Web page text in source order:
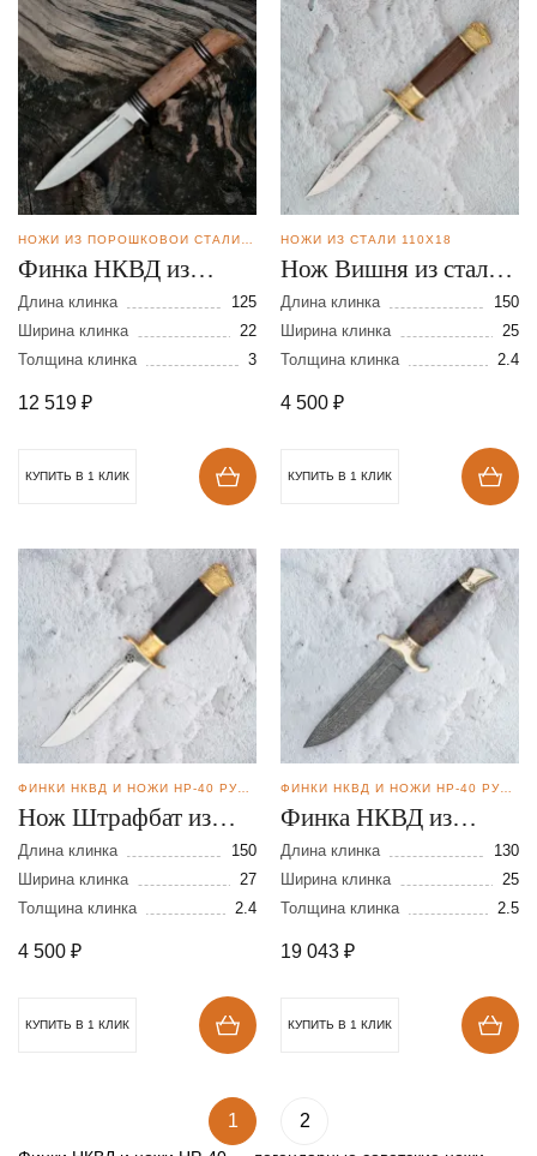
НОЖИ ИЗ ПОРОШКОВОЙ СТАЛИ ELMAX
Финка НКВД из
порошковой стали
Elmax
Длина клинка
125
Ширина клинка
22
Толщина клинка
3
12 519 ₽
КУПИТЬ В 1 КЛИК
НОЖИ ИЗ СТАЛИ 110Х18
Нож Вишня из стали
110Х18
Длина клинка
150
Ширина клинка
25
Толщина клинка
2.4
4 500 ₽
КУПИТЬ В 1 КЛИК
ФИНКИ НКВД И НОЖИ НР-40 РУЧНОЙ КОВКИ
Нож Штрафбат из
стали 110Х18
Длина клинка
150
Ширина клинка
27
Толщина клинка
2.4
4 500 ₽
КУПИТЬ В 1 КЛИК
ФИНКИ НКВД И НОЖИ НР-40 РУЧНОЙ КОВКИ
Финка НКВД из
дамасской стали
Длина клинка
130
Ширина клинка
25
Толщина клинка
2.5
19 043 ₽
КУПИТЬ В 1 КЛИК
1 2